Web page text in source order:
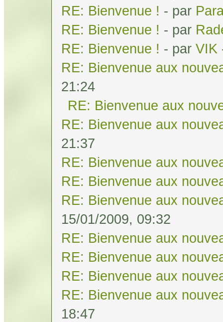
RE: Bienvenue ! - par
RE: Bienvenue ! - par
RE: Bienvenue ! - par VIK
RE: Bienvenue aux
21:24
RE: Bienvenue aux
RE: Bienvenue aux
21:37
RE: Bienvenue aux
RE: Bienvenue aux
RE: Bienvenue aux
15/01/2009, 09:32
RE: Bienvenue aux
RE: Bienvenue aux
RE: Bienvenue aux
RE: Bienvenue aux
18:47